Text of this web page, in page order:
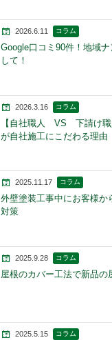
2026.6.11 コラム
Google口コミ90件！地域
して！
2026.3.16 コラム
【自社職人 VS 下請け職
が自社施工にこだわる理由
2025.11.17 コラム
外壁塗装工事中にお客様か
対策
2025.9.28 コラム
屋根のカバー工法で新品の
2025.5.15 コラム